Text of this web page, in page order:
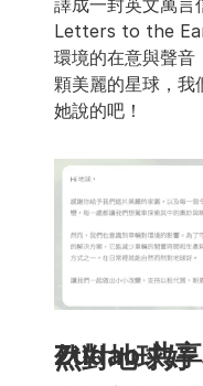
譯成一封英文萬言
Letters to the
環境的在意與聲音
顆美麗的星球，我
她說的吧！
Zudao 共享車和你一起自然而然對地球好